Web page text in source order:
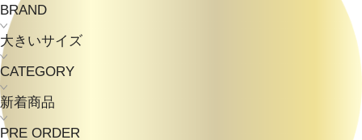
BRAND
大きいサイズ
CATEGORY
新着商品
PRE ORDER